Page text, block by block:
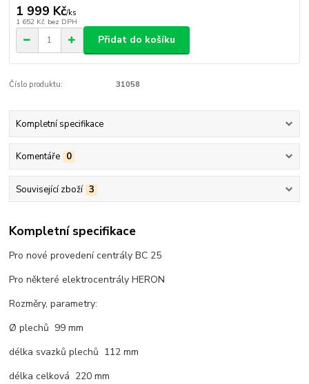
1 999 Kč/ks
1 652 Kč bez DPH
Přidat do košíku
Číslo produktu: 31058
Kompletní specifikace
Komentáře 0
Související zboží 3
Kompletní specifikace
Pro nové provedení centrály BC 25
Pro některé elektrocentrály HERON
Rozměry, parametry:
Ø plechů 99 mm
délka svazků plechů 112 mm
délka celková 220 mm